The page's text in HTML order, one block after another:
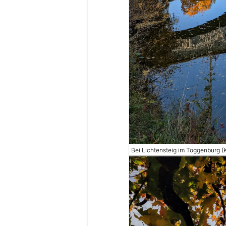
Bei Lichtensteig im Toggenburg